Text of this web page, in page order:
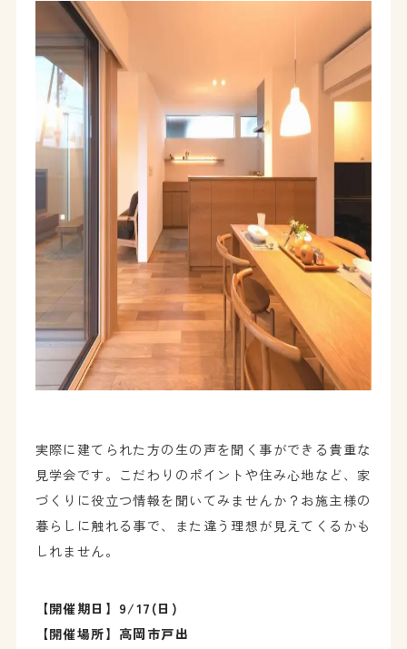
実際に建てられた方の生の声を聞く事ができる貴重な
見学会です。こだわりのポイントや住み心地など、家
づくりに役立つ情報を聞いてみませんか？お施主様の
暮らしに触れる事で、また違う理想が見えてくるかも
しれません。
【開催期日】9/17(日)
【開催場所】高岡市戸出